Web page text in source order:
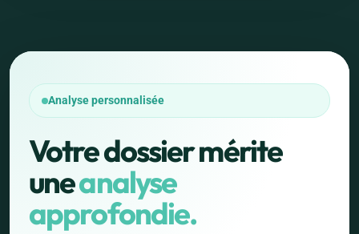
Analyse personnalisée
Votre dossier mérite
uneanalyse
approfondie.